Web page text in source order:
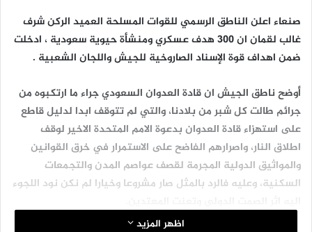
صنعاء اعلن الناطق الرسمي للقوات المسلحة العميد الركن شرف
غالب لقمان ان 300 هدف عسكري ومنشأة حيوية سعودية ، ادخلت
ضمن اهداف قوة الإسناد الصاروخية للجيش واللجان الشعبية .
أوضح ناطق الجيش ان قادة العدوان السعودي جراء ما ارتكبوه من
جرائم طالت كل شبر من بلادنا، والتي لم تتوقف ابدا لدليل قاطع
على استهزاء قادة العدوان بدعوة الامم المتحدة الاخير لوقف
اطلاق النار، واصرارهم الفاضح على الاستمرار في خرق القوانين
والمواثيق الدولية المجرمة لقصف عواصم المدن والتجمعات
السكنية، وعليه فالرد بالمثل صار مشروعا وخيارا لم نكن نود اللجوء
اظهر المزيد